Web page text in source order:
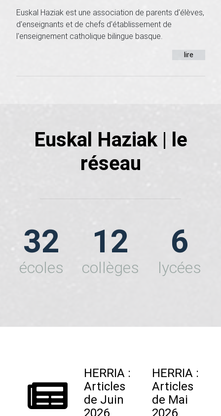
Euskal Haziak est une association de parents d'élèves,
d'enseignants et de chefs d'établissement de
l'enseignement catholique bilingue basque.
lire
Euskal Haziak | le
réseau
32
écoles
12
collèges
6
lycées
HERRIA :
Articles
de Juin
2026
HERRIA :
Articles
de Mai
2026